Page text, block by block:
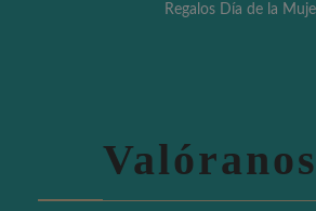
Regalos Día de la